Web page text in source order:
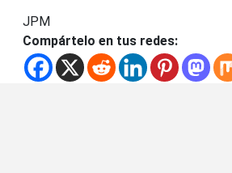
JPM
Compártelo en tus redes: